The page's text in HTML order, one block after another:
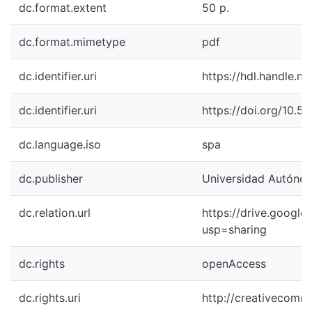
dc.format.extent 50 p.
dc.format.mimetype pdf
dc.identifier.uri https://
dc.identifier.uri https://doi.org/
dc.language.iso spa
dc.publisher Universidad
dc.relation.url
https://
usp=sharing
dc.rights openAccess
dc.rights.uri http://